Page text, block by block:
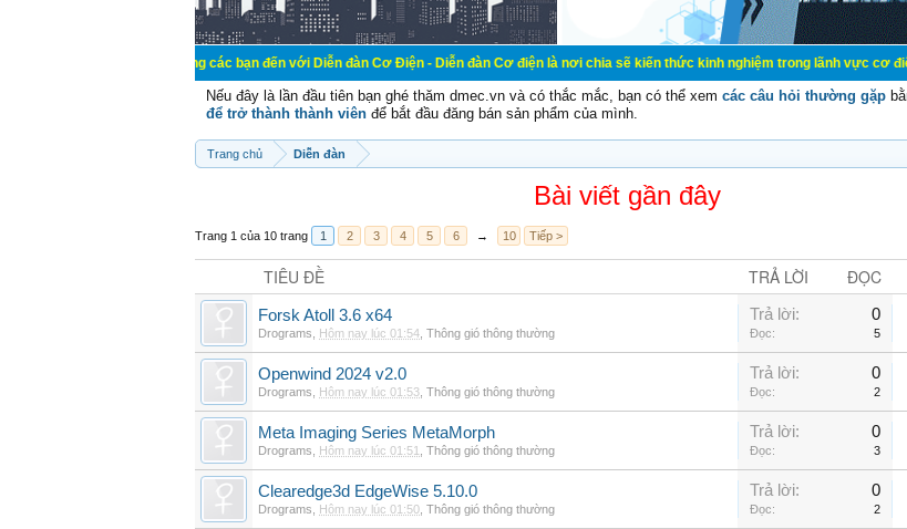
Chào mừng các bạn đến với Diễn đàn Cơ Điện - Diễn đàn Cơ điện là nơi chia sẽ kiến thức kinh nghiệm trong lãnh vực cơ điện, mua
Nếu đây là lần đầu tiên bạn ghé thăm dmec.vn và có thắc mắc, bạn có thể xem các câu hỏi thường gặp
để trở thành thành viên để bắt đầu đăng bán sản phẩm của mình.
Trang chủ Diễn đàn
Bài viết gần đây
Trang 1 của 10 trang 1 2 3 4 5 6 → 10 Tiếp >
TIÊU ĐỀ TRẢ LỜI ĐỌC
Forsk Atoll 3.6 x64
Drograms Hôm nay lúc 01:54 Thông gió thông thường
Trả lời: 0
Đọc: 5
Openwind 2024 v2.0
Drograms Hôm nay lúc 01:53 Thông gió thông thường
Trả lời: 0
Đọc: 2
Meta Imaging Series MetaMorph
Drograms Hôm nay lúc 01:51 Thông gió thông thường
Trả lời: 0
Đọc: 3
Clearedge3d EdgeWise 5.10.0
Drograms Hôm nay lúc 01:50 Thông gió thông thường
Trả lời: 0
Đọc: 2